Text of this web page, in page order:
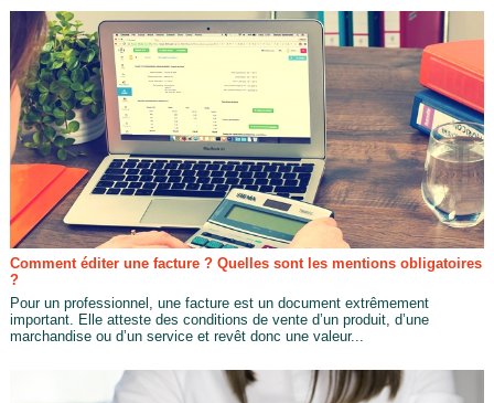
Comment éditer une facture ? Quelles sont les mentions obligatoires
?
Pour un professionnel, une facture est un document extrêmement
important. Elle atteste des conditions de vente d’un produit, d’une
marchandise ou d’un service et revêt donc une valeur...